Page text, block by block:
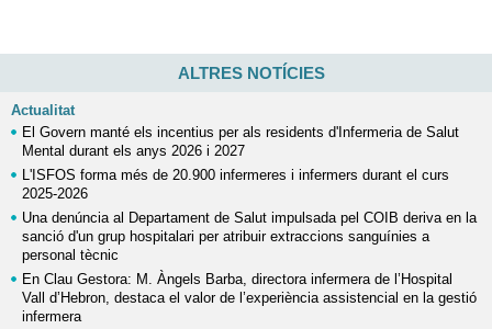
ALTRES NOTÍCIES
Actualitat
El Govern manté els incentius per als residents d'Infermeria de Salut
Mental durant els anys 2026 i 2027
L'ISFOS forma més de 20.900 infermeres i infermers durant el curs
2025-2026
Una denúncia al Departament de Salut impulsada pel COIB deriva en la
sanció d'un grup hospitalari per atribuir extraccions sanguínies a
personal tècnic
En Clau Gestora: M. Àngels Barba, directora infermera de l’Hospital
Vall d’Hebron, destaca el valor de l’experiència assistencial en la gestió
infermera